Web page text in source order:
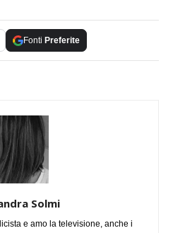
Fonti Preferite
Solmi
e amo la televisione, anche i